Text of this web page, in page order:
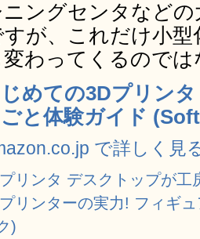
ングセンタなど
が、これだけ小
わってくるので
めての3Dプリン
と体験ガイド
で詳しく見
リンタ デスクトップが
リンターの実力! フィギ
)